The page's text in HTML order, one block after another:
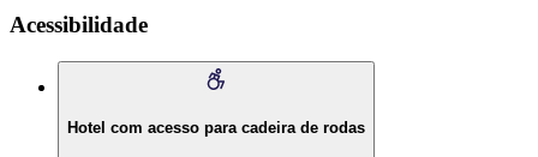
Acessibilidade
Hotel com acesso para cadeira de rodas